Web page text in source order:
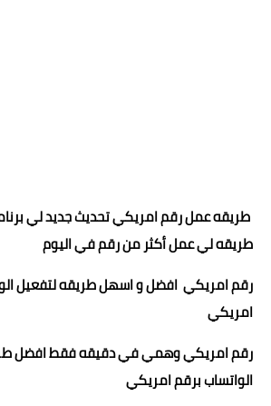
طريقه لي عمل أكثر من رقم في اليوم
رقم امريكي افضل و اسهل طريقه لتفعيل
امريكي⁦
الواتساب برقم امريكي